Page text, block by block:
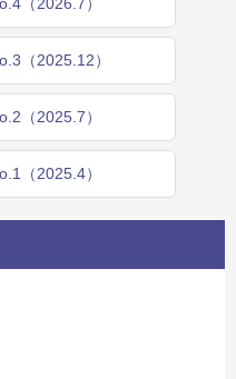
（2026.7）
（2025.12）
（2025.7）
（2025.4）